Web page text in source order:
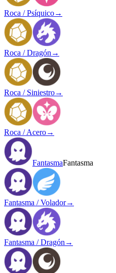
Roca / Psíquico→
Roca / Dragón →
Roca / Siniestro→
Roca / Acero→
FantasmaFantasma
Fantasma / Volador→
Fantasma / Dragón →